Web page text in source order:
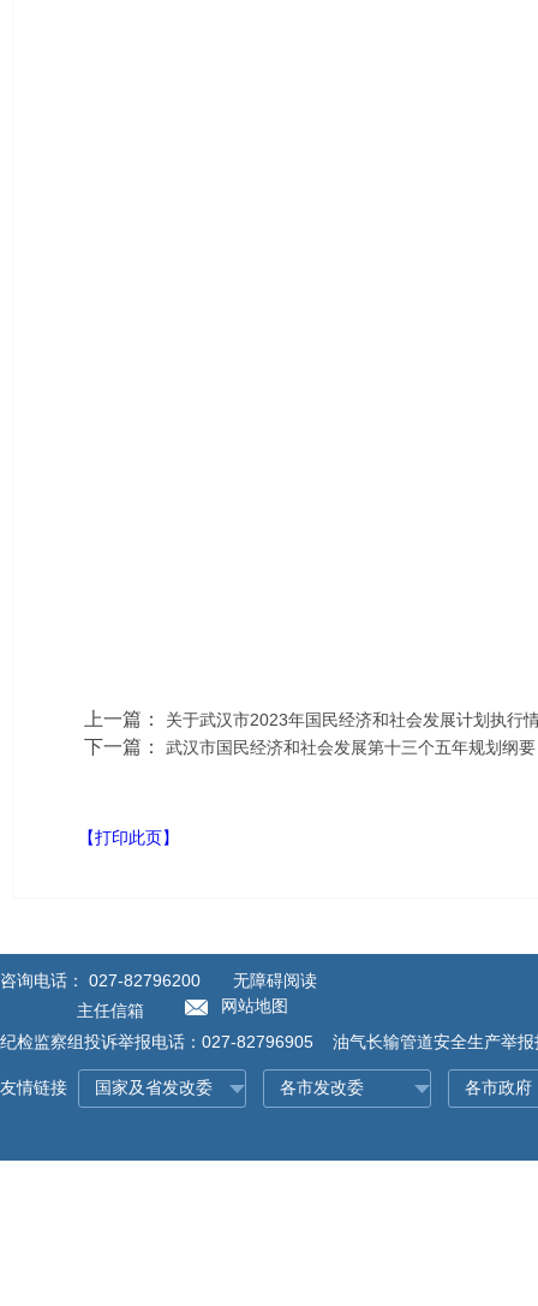
上一篇： 关于武汉市2023年国民经济和社会发展计划执行
下一篇： 武汉市国民经济和社会发展第十三个五年规划纲要
【打印此页】
咨询电话： 027-82796200
无障碍阅读
主任信箱
网站地图
纪检监察组投诉举报电话：027-82796905 油气长输管道安全生产举
友情链接